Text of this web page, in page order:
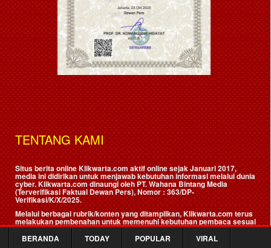
TENTANG KAMI
Situs berita online Klikwarta.com aktif online sejak Januari 2017,
media ini didirikan untuk menjawab kebutuhan informasi melalui dunia
cyber. Klikwarta.com dinaungi oleh PT. Wahana Bintang Media
(Terverifikasi Faktual Dewan Pers), Nomor : 363/DP-
Verifikasi/K/X/2025.
Melalui berbagai rubrik/konten yang ditampilkan, Klikwarta.com terus
melakukan pembenahan untuk memenuhi kebutuhan pembaca sesuai
kekiniannya.
Klikwarta.com dalam penyajiannya mengemban fungsi informasi,
BERANDA TODAY POPULAR VIRAL